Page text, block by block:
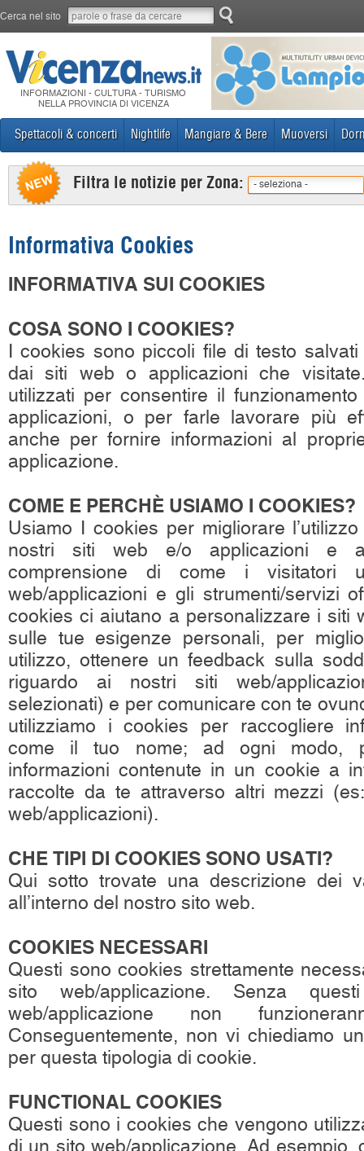
Cerca nel sito
INFORMAZIONI - CULTURA - TURISMO
NELLA PROVINCIA DI VICENZA
Spettacoli & concerti Nightlife Mangiare & Bere Muoversi
Filtra le notizie per Zona: - seleziona -
Informativa Cookies
INFORMATIVA SUI COOKIES
COSA SONO I COOKIES?
I cookies sono piccoli file di testo
dai siti web o applicazioni che
utilizzati per consentire il
applicazioni, o per farle lavorare più
anche per fornire informazioni al
applicazione.
COME E PERCHÈ USIAMO I COOKIES?
Usiamo I cookies per migliorare
nostri siti web e/o applicazioni e
comprensione di come i visitatori
web/applicazioni e gli strumenti/servizi
cookies ci aiutano a personalizzare i siti
sulle tue esigenze personali, per
utilizzo, ottenere un feedback sulla
riguardo ai nostri siti web/
selezionati) e per comunicare con te
utilizziamo i cookies per raccogliere
come il tuo nome; ad ogni modo,
informazioni contenute in un cookie a
raccolte da te attraverso altri mezzi
web/applicazioni).
CHE TIPI DI COOKIES SONO USATI?
Qui sotto trovate una descrizione dei
all’interno del nostro sito web.
COOKIES NECESSARI
Questi sono cookies strettamente
sito web/applicazione. Senza
web/applicazione non
Conseguentemente, non vi chiediamo
per questa tipologia di cookie.
FUNCTIONAL COOKIES
Questi sono i cookies che vengono
di un sito web/applicazione. Ad esempio,